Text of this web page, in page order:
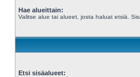
Hae alueittain:
Valitse alue tai alueet, josta haluat etsiä.
Etsi sisäalueet: